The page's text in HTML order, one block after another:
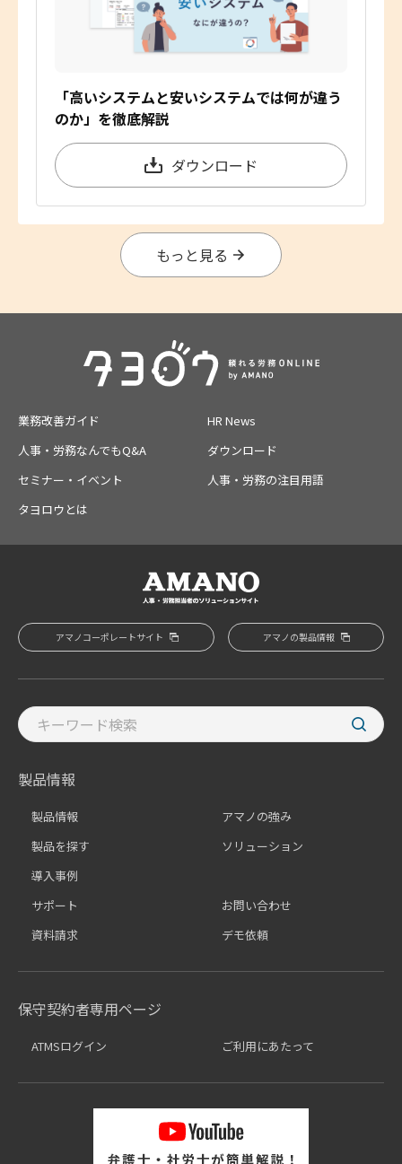
「高いシステムと安いシステムでは何が違う
のか」を徹底解説
ダウンロード
もっと見る
業務改善ガイド
HR News
人事・労務なんでもQ&A
ダウンロード
セミナー・イベント
人事・労務の注目用語
タヨロウとは
アマノコーポレートサイト アマノの製品情報
製品情報
製品情報
アマノの強み
製品を探す
ソリューション
導入事例
サポート
お問い合わせ
資料請求
デモ依頼
保守契約者専用ページ
ATMSログイン ご利用にあたって